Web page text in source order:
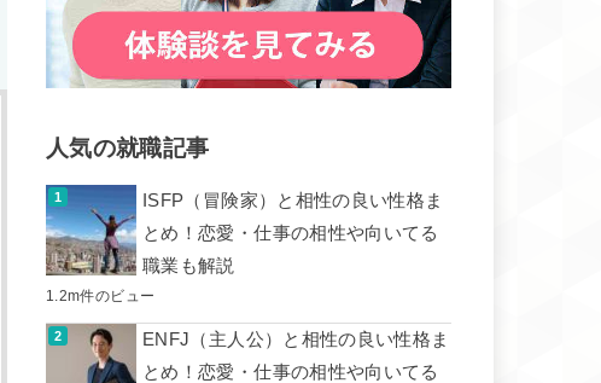
人気の就職記事
ISFP（冒険家）と相性の良い性格ま
とめ！恋愛・仕事の相性や向いてる
職業も解説
1.2m件のビュー
ENFJ（主人公）と相性の良い性格ま
とめ！恋愛・仕事の相性や向いてる